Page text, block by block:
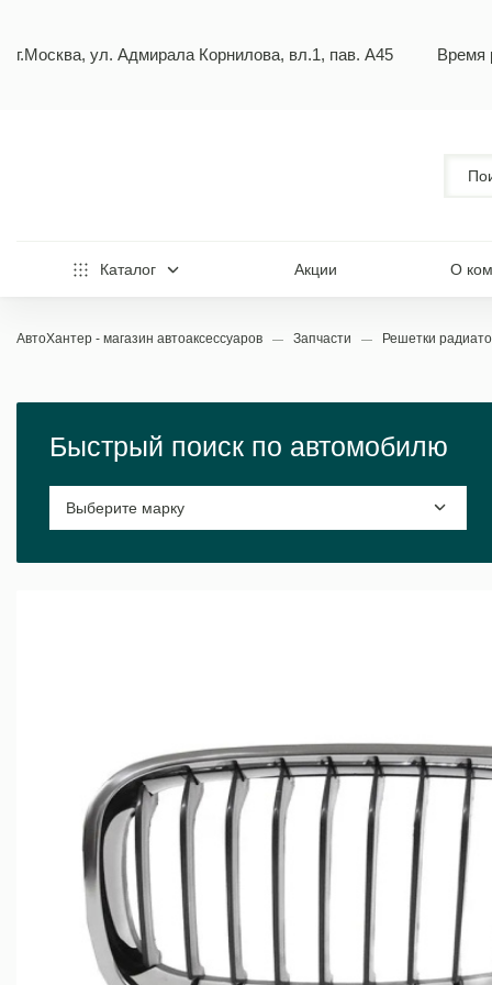
г.Москва, ул. Адмирала Корнилова, вл.1, пав. А45 Время
Каталог Акции О
АвтоХантер - магазин автоаксессуаров Запчасти Решетки
Быстрый поиск по автомобилю